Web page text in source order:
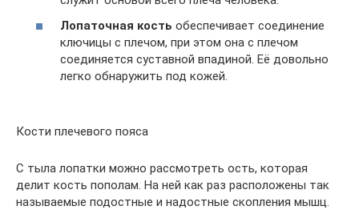
Лопаточная кость обеспечивает соединение
ключицы с плечом, при этом она с плечом
соединяется суставной впадиной. Её довольно
легко обнаружить под кожей.
Кости плечевого пояса
С тыла лопатки можно рассмотреть ость, которая
делит кость пополам. На ней как раз расположены так
называемые подостные и надостные скопления мышц.